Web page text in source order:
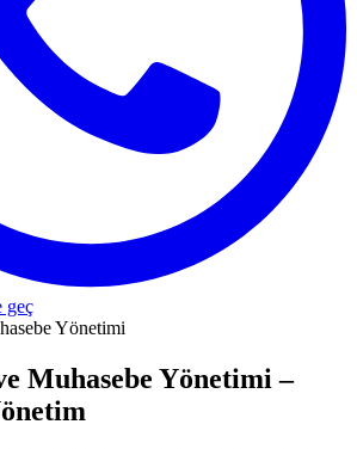
geç
Muhasebe Yönetimi –